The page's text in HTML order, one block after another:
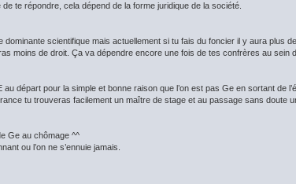
te répondre, cela dépend de la forme juridique de la société.
dominante scientifique mais actuellement si tu fais du foncier il y aura plus
moins de droit. Ça va dépendre encore une fois de tes confrères au sein
départ pour la simple et bonne raison que l’on est pas Ge en sortant de
tu trouveras facilement un maître de stage et au passage sans doute
Ge au chômage ^^
ou l’on ne s’ennuie jamais.